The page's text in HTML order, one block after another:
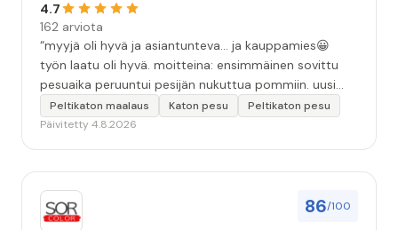
4.7
162 arviota
“myyjä oli hyvä ja asiantunteva... ja kauppamies😀
työn laatu oli hyvä. moitteina: ensimmäinen sovittu
pesuaika peruuntui pesijän nukuttua pommiin. uusi
aika piti ja työn jälki oikein hyvää ja osaavaa. toinen
murhe tuli koska olimme matkoilla ja jossain
vuorokautta pihalle...kunnes naapuri uskaltautui
pihallemme ja sulki hanan. Hieman siis tarkkuutta
Peltikaton maalaus Katon pesu
Peltikaton pesu
Päivitetty 4.8.2026
86/100